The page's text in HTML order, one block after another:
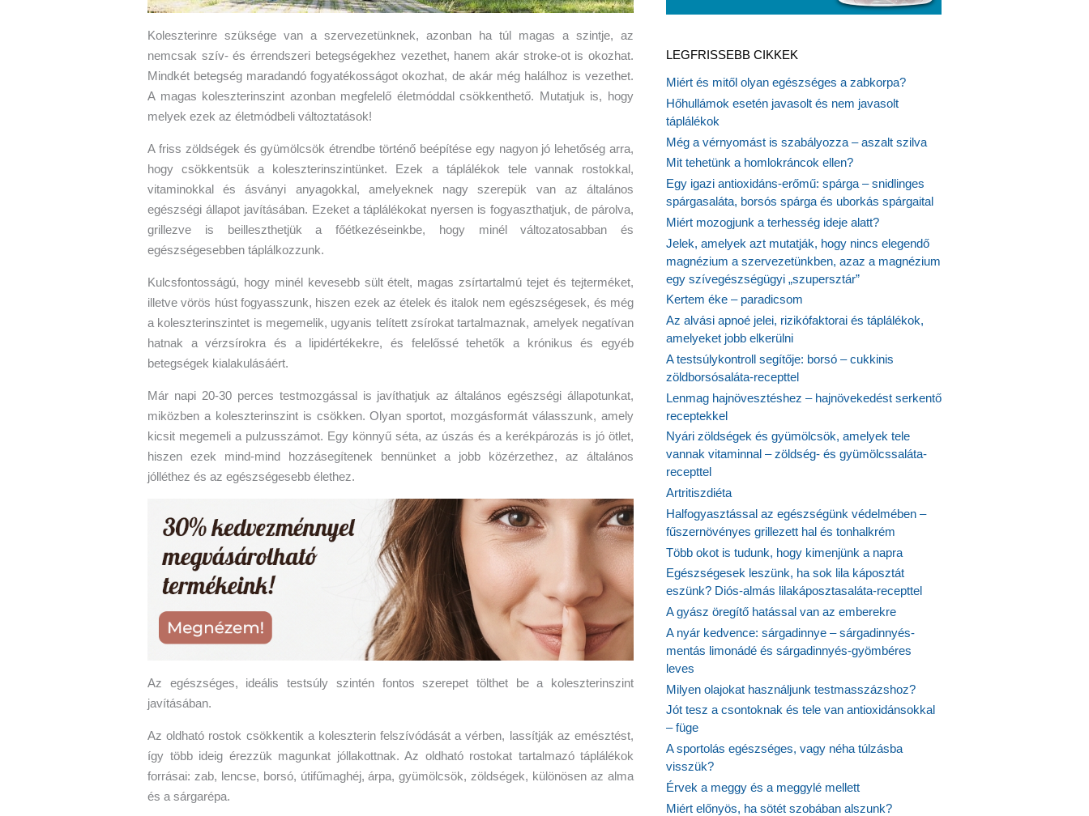
Koleszterinre szüksége van a szervezetünknek, azonban ha túl magas a szintje, az
nemcsak szív- és érrendszeri betegségekhez vezethet, hanem akár stroke-ot is okozhat.
Mindkét betegség maradandó fogyatékosságot okozhat, de akár még halálhoz is vezethet.
A magas koleszterinszint azonban megfelelő életmóddal csökkenthető. Mutatjuk is, hogy
melyek ezek az életmódbeli változtatások!
A friss zöldségek és gyümölcsök étrendbe történő beépítése egy nagyon jó lehetőség arra,
hogy csökkentsük a koleszterinszintünket. Ezek a táplálékok tele vannak rostokkal,
vitaminokkal és ásványi anyagokkal, amelyeknek nagy szerepük van az általános
egészségi állapot javításában. Ezeket a táplálékokat nyersen is fogyaszthatjuk, de párolva,
grillezve is beilleszthetjük a főétkezéseinkbe, hogy minél változatosabban és
egészségesebben táplálkozzunk.
Kulcsfontosságú, hogy minél kevesebb sült ételt, magas zsírtartalmú tejet és tejterméket,
illetve vörös húst fogyasszunk, hiszen ezek az ételek és italok nem egészségesek, és még
a koleszterinszintet is megemelik, ugyanis telített zsírokat tartalmaznak, amelyek negatívan
hatnak a vérzsírokra és a lipidértékekre, és felelőssé tehetők a krónikus és egyéb
betegségek kialakulásáért.
Már napi 20-30 perces testmozgással is javíthatjuk az általános egészségi állapotunkat,
miközben a koleszterinszint is csökken. Olyan sportot, mozgásformát válasszunk, amely
kicsit megemeli a pulzusszámot. Egy könnyű séta, az úszás és a kerékpározás is jó ötlet,
hiszen ezek mind-mind hozzásegítenek bennünket a jobb közérzethez, az általános
jólléthez és az egészségesebb élethez.
Az egészséges, ideális testsúly szintén fontos szerepet tölthet be a koleszterinszint
javításában.
Az oldható rostok csökkentik a koleszterin felszívódását a vérben, lassítják az emésztést,
így több ideig érezzük magunkat jóllakottnak. Az oldható rostokat tartalmazó táplálékok
forrásai: zab, lencse, borsó, útifűmaghéj, árpa, gyümölcsök, zöldségek, különösen az alma
és a sárgarépa.
LEGFRISSEBB CIKKEK
Miért és mitől olyan egészséges a zabkorpa?
Hőhullámok esetén javasolt és nem javasolt
táplálékok
Még a vérnyomást is szabályozza – aszalt szilva
Mit tehetünk a homlokráncok ellen?
Egy igazi antioxidáns-erőmű: spárga – snidlinges
spárgasaláta, borsós spárga és uborkás spárgaital
Miért mozogjunk a terhesség ideje alatt?
Jelek, amelyek azt mutatják, hogy nincs elegendő
magnézium a szervezetünkben, azaz a magnézium
egy szívegészségügyi „szupersztár”
Kertem éke – paradicsom
Az alvási apnoé jelei, rizikófaktorai és táplálékok,
amelyeket jobb elkerülni
A testsúlykontroll segítője: borsó – cukkinis
zöldborsósaláta-recepttel
Lenmag hajnövesztéshez – hajnövekedést serkentő
receptekkel
Nyári zöldségek és gyümölcsök, amelyek tele
vannak vitaminnal – zöldség- és gyümölcssaláta-
recepttel
Artritiszdiéta
Halfogyasztással az egészségünk védelmében –
fűszernövényes grillezett hal és tonhalkrém
Több okot is tudunk, hogy kimenjünk a napra
Egészségesek leszünk, ha sok lila káposztát
eszünk? Diós-almás lilakáposztasaláta-recepttel
A gyász öregítő hatással van az emberekre
A nyár kedvence: sárgadinnye – sárgadinnyés-
mentás limonádé és sárgadinnyés-gyömbéres
leves
Milyen olajokat használjunk testmasszázshoz?
Jót tesz a csontoknak és tele van antioxidánsokkal
– füge
A sportolás egészséges, vagy néha túlzásba
visszük?
Érvek a meggy és a meggylé mellett
Miért előnyös, ha sötét szobában alszunk?